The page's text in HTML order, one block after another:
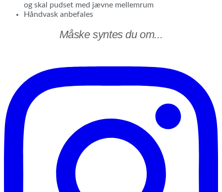
og skal pudset med jævne mellemrum
Håndvask anbefales
Måske syntes du om...